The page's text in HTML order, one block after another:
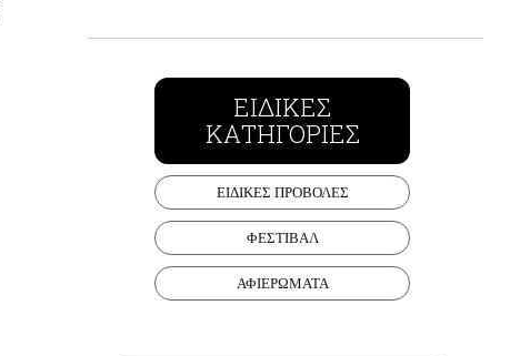
ΕΙΔΙΚΕΣ
ΚΑΤΗΓΟΡΙΕΣ
ΕΙΔΙΚΕΣ ΠΡΟΒΟΛΕΣ
ΦΕΣΤΙΒΑΛ
ΑΦΙΕΡΩΜΑΤΑ